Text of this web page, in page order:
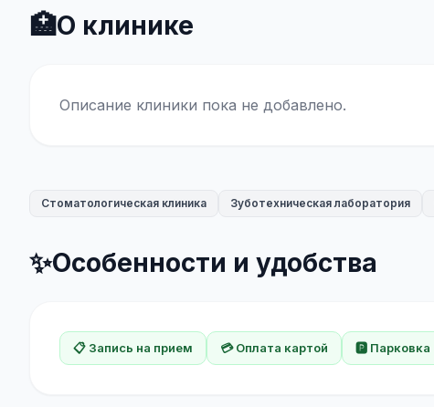
🏥О клинике
Описание клиники пока не добавлено.
Стоматологическая клиника Зуботехническая лаборатория
✨Особенности и удобства
📋 Запись на прием 💳 Оплата картой 🅿️ Парковка